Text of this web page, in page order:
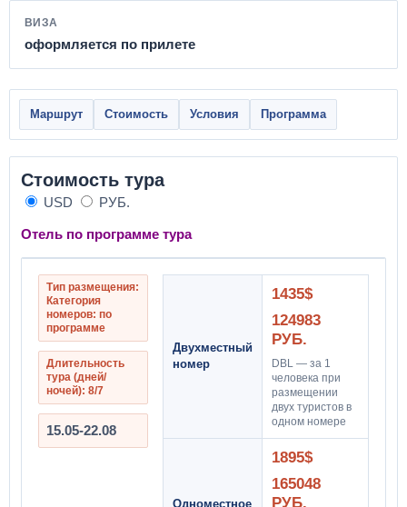
ВИЗА
оформляется по прилете
Маршрут Стоимость Условия Программа
Стоимость тура
USD РУБ.
Отель по программе тура
Тип размещения:
Категория
номеров: по
программе
Длительность
тура (дней/
ночей): 8/7
15.05-22.08
Двухместный
номер
1435$
124983
РУБ.
DBL — за 1
человека при
размещении
двух туристов в
одном номере
Одноместное
1895$
165048
РУБ.